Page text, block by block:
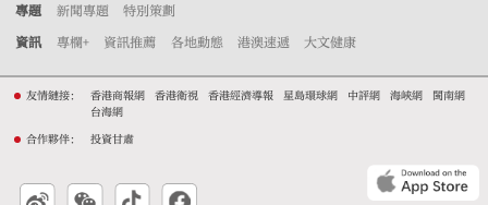
專題 新聞專題 特別策劃
資訊 專欄+ 資訊推薦 各地動態 港澳速遞 大文健康
友情鏈接： 香港商報網 香港衛視 香港經濟導報 星島環球網 中評網 海峽網
閩南網
台海網
合作夥伴： 投資甘肅